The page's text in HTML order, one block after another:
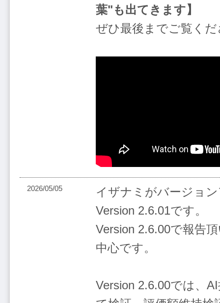
葉"も出てきます】
ぜひ最後までご覧く
2026/05/05
イザナミがバージョ
Version 2.6.01です。
Version 2.6.00で報告
中心です。
Version 2.6.00では、